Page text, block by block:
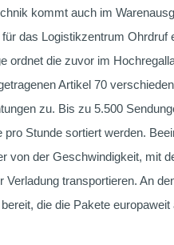
kommt auch im
für das Logistikzentrum Ohrdruf
ordnet die zuvor im
Artikel 70
zu. Bis zu 5.500
pro Stunde sortiert werden.
von der Geschwindigkeit, mit
Verladung transportieren. An
die die Pakete europaweit